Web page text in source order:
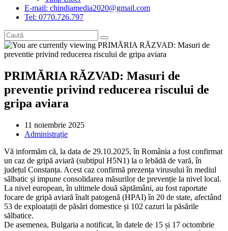
E-mail: chindiamedia2020@gmail.com
Tel: 0770.726.797
PRIMĂRIA RĂZVAD: Masuri de
preventie privind reducerea riscului de
gripa aviara
Post
published:
11 noiembrie 2025
Post
Administrație
Vă informăm că, la data de 29.10.2025, în România a fost confirmat
un caz de gripă aviară (subtipul H5N1) la o lebădă de vară, în
județul Constanța. Acest caz confirmă prezența virusului în mediul
sălbatic și impune consolidarea măsurilor de prevenție la nivel local.
La nivel european, în ultimele două săptămâni, au fost raportate
focare de gripă aviară înalt patogenă (HPAI) în 20 de state, afectând
53 de exploatații de păsări domestice și 102 cazuri la păsările
sălbatice.
De asemenea, Bulgaria a notificat, în datele de 15 și 17 octombrie